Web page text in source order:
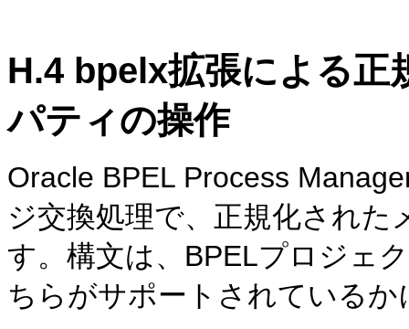
H.4 bpelx拡張による正
パティの操作
Oracle BPEL Process
ジ交換処理で、正規化され
す。構文は、BPELプロジェ
ちらがサポートされている